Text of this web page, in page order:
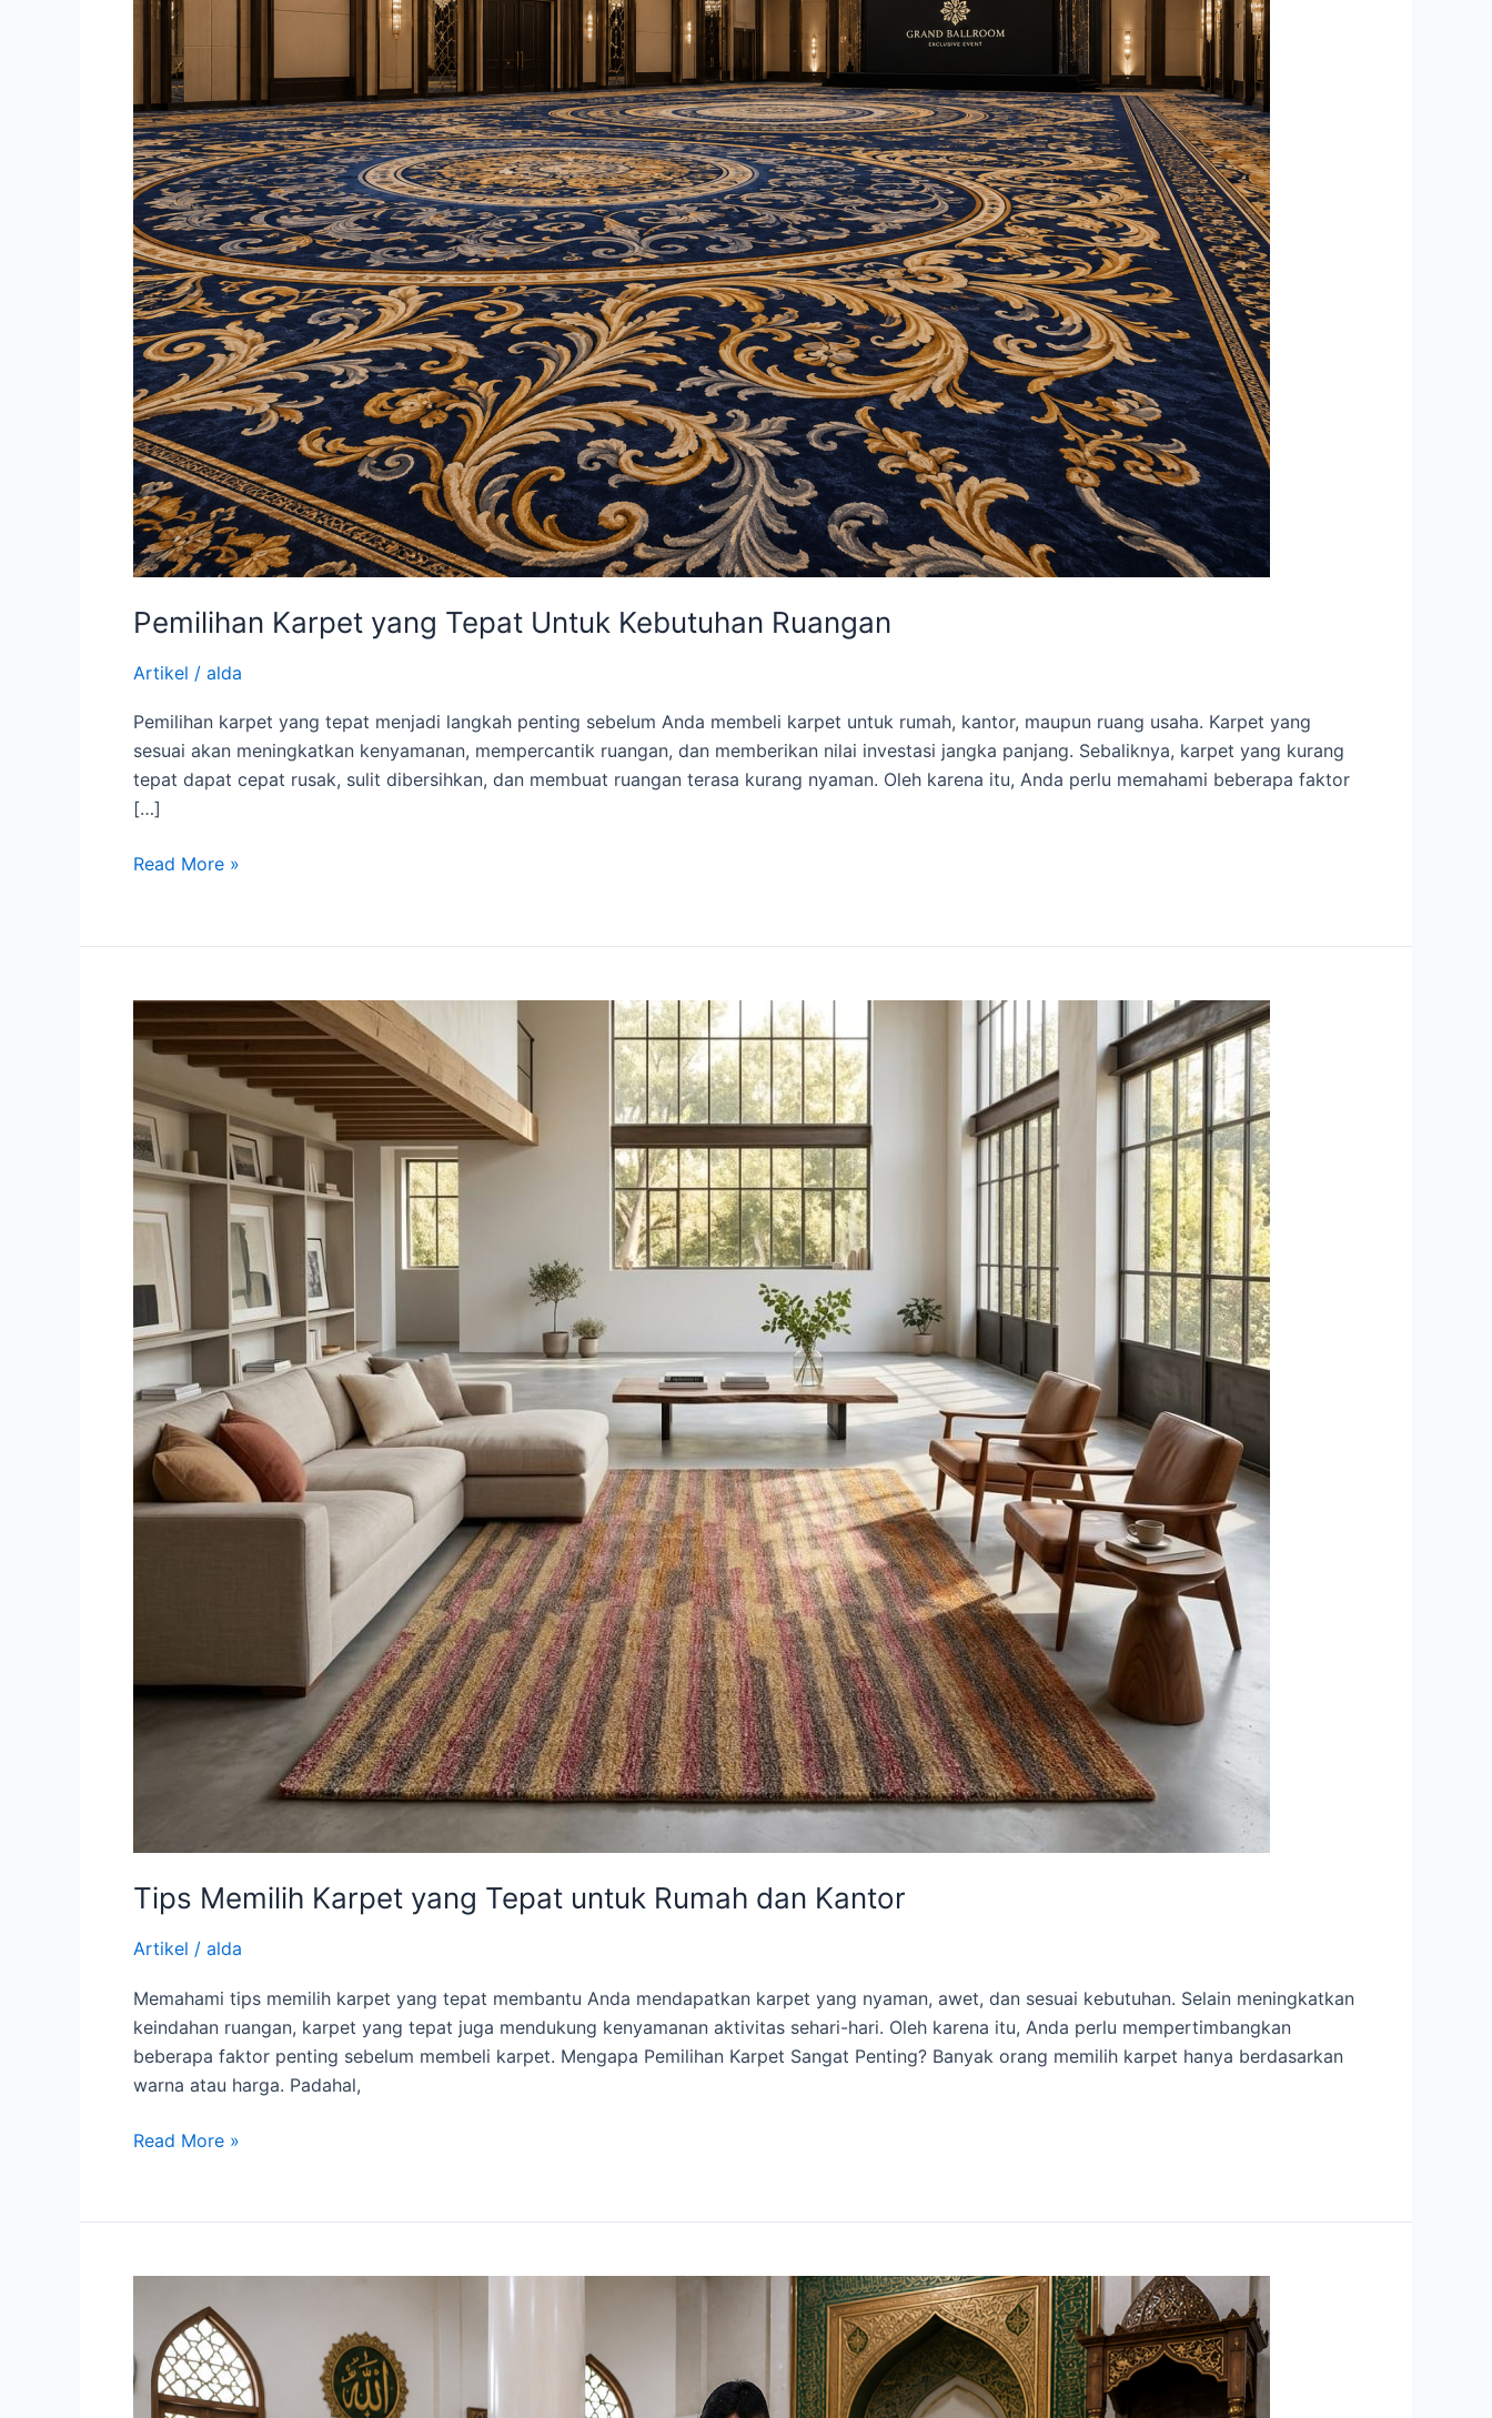
Pemilihan Karpet yang Tepat Untuk Kebutuhan Ruangan
Artikel / alda
Pemilihan karpet yang tepat menjadi langkah penting sebelum Anda membeli karpet untuk rumah, kantor, maupun ruang usaha. Karpet yang
sesuai akan meningkatkan kenyamanan, mempercantik ruangan, dan memberikan nilai investasi jangka panjang. Sebaliknya, karpet yang kurang
tepat dapat cepat rusak, sulit dibersihkan, dan membuat ruangan terasa kurang nyaman. Oleh karena itu, Anda perlu memahami beberapa faktor
[…]
Ruangan
Read More »
Tips Memilih Karpet yang Tepat untuk Rumah dan Kantor
Artikel / alda
Memahami tips memilih karpet yang tepat membantu Anda mendapatkan karpet yang nyaman, awet, dan sesuai kebutuhan. Selain meningkatkan
keindahan ruangan, karpet yang tepat juga mendukung kenyamanan aktivitas sehari-hari. Oleh karena itu, Anda perlu mempertimbangkan
beberapa faktor penting sebelum membeli karpet. Mengapa Pemilihan Karpet Sangat Penting? Banyak orang memilih karpet hanya berdasarkan
warna atau harga. Padahal,
Tips
Memilih
Karpet
yang
Tepat
untuk
Rumah
dan
Kantor
Read More »
Perawatan
Karpet
Masjid
Rutin